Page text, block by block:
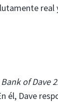
Bank of Dave
él, Dave